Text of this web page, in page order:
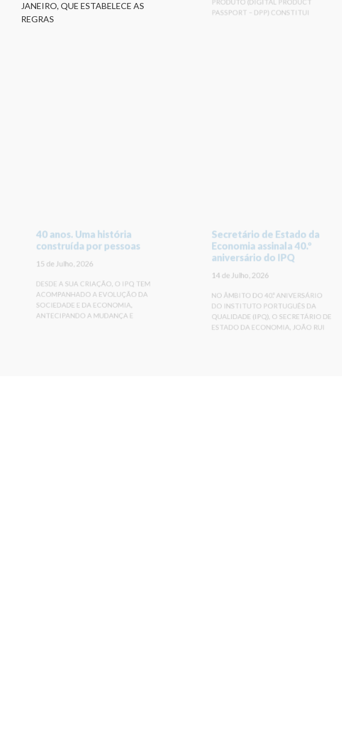
JANEIRO, QUE ESTABELECE AS
REGRAS
PARA O PASSAPORTE DIGITAL DO
40 anos. Uma história
construída por pessoas
15 de Julho, 2026
DESDE A SUA CRIAÇÃO, O IPQ TEM
ACOMPANHADO A EVOLUÇÃO DA
SOCIEDADE E DA ECONOMIA,
Secretário de Estado da
Economia assinala 40.º
aniversário do IPQ
14 de Julho, 2026
NO ÂMBITO DO 40.º ANIVERSÁRIO
DO INSTITUTO PORTUGUÊS DA
QUALIDADE (IPQ), O SECRETÁRIO DE